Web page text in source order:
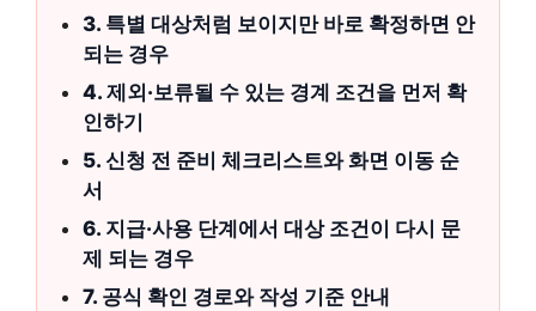
3. 특별 대상처럼 보이지만 바로 확정하면 안
되는 경우
4. 제외·보류될 수 있는 경계 조건을 먼저 확
인하기
5. 신청 전 준비 체크리스트와 화면 이동 순
서
6. 지급·사용 단계에서 대상 조건이 다시 문
제 되는 경우
7. 공식 확인 경로와 작성 기준 안내